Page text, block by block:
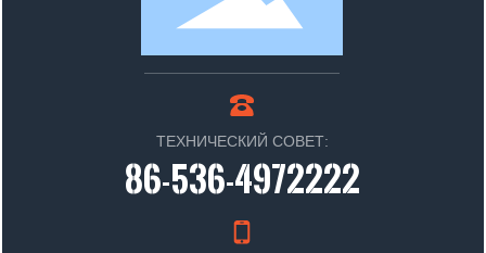
ТЕХНИЧЕСКИЙ СОВЕТ:
86-536-4972222